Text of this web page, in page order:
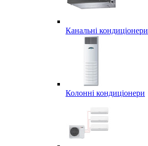
Канальні кондиціонери
Колонні кондиціонери